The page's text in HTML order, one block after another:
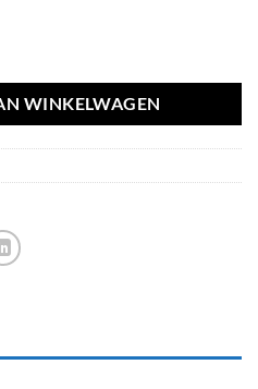
WINKELWAGEN